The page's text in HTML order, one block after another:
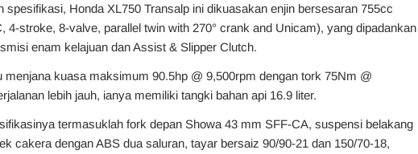
spesifikasi, Honda XL750 Transalp ini dikuasakan enjin bersesaran 755cc
4-stroke, 8-valve, parallel twin with 270° crank and Unicam), yang dipadankan
enam kelajuan dan Assist & Slipper Clutch.
menjana kuasa maksimum 90.5hp @ 9,500rpm dengan tork 75Nm @
lebih jauh, ianya memiliki tangki bahan api 16.9 liter.
termasuklah fork depan Showa 43 mm SFF-CA, suspensi belakang
cakera dengan ABS dua saluran, tayar bersaiz 90/90-21 dan 150/70-18,